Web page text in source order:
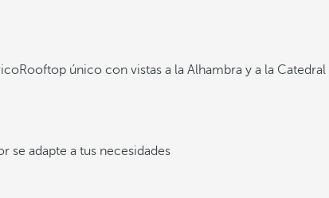
Rooftop único con vistas a la Alhambra y a la Catedral
se adapte a tus necesidades